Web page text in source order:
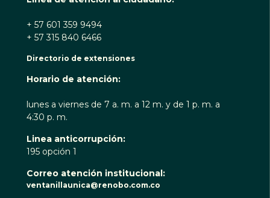
+ 57 601 359 9494
+ 57 315 840 6466
Directorio de extensiones
Horario de atención:
lunes a viernes de 7 a. m. a 12 m. y de 1 p. m. a
4:30 p. m.
Linea anticorrupción:
195 opción 1
Correo atención institucional:
ventanillaunica@renobo.com.co